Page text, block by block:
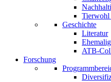
Tierwohl
Geschichte
Literatur
ATB-
Forschung